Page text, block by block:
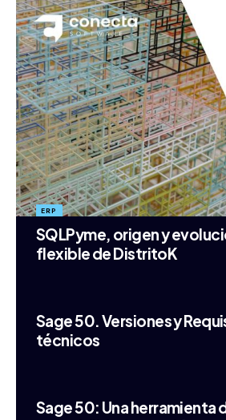
ERP
SQLPyme, origen y
flexible de DistritoK
Sage 50. Versiones y
técnicos
Sage 50: Una herramienta